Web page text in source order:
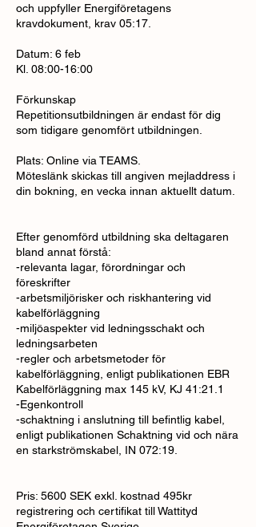
och uppfyller Energiföretagens
kravdokument, krav 05:17.
Datum: 6 feb
Kl. 08:00-16:00
Förkunskap
Repetitionsutbildningen är endast för dig
som tidigare genomfört utbildningen.
Plats: Online via TEAMS.
Möteslänk skickas till angiven mejladdress i
din bokning, en vecka innan aktuellt datum.
Efter genomförd utbildning ska deltagaren
bland annat förstå:
-relevanta lagar, förordningar och
föreskrifter
-arbetsmiljörisker och riskhantering vid
kabelförläggning
-miljöaspekter vid ledningsschakt och
ledningsarbeten
-regler och arbetsmetoder för
kabelförläggning, enligt publikationen EBR
Kabelförläggning max 145 kV, KJ 41:21.1
-Egenkontroll
-schaktning i anslutning till befintlig kabel,
enligt publikationen Schaktning vid och nära
en starkströmskabel, IN 072:19.
Pris: 5600 SEK exkl. kostnad 495kr
registrering och certifikat till Wattityd